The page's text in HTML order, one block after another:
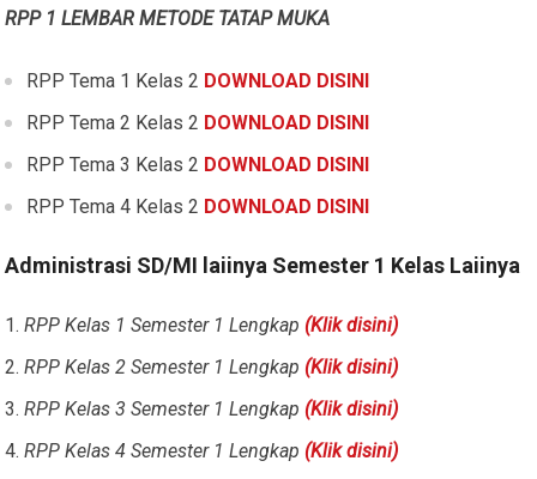
RPP 1 LEMBAR METODE TATAP MUKA
RPP Tema 1 Kelas 2 DOWNLOAD DISINI
RPP Tema 2 Kelas 2 DOWNLOAD DISINI
RPP Tema 3 Kelas 2 DOWNLOAD DISINI
RPP Tema 4 Kelas 2 DOWNLOAD DISINI
Administrasi SD/MI laiinya Semester 1 Kelas Laiinya
RPP Kelas 1 Semester 1 Lengkap (Klik disini)
RPP Kelas 2 Semester 1 Lengkap (Klik disini)
RPP Kelas 3 Semester 1 Lengkap (Klik disini)
RPP Kelas 4 Semester 1 Lengkap (Klik disini)